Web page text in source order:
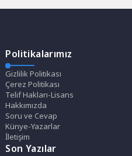
Politikalarımız
Gizlilik Politikası
Çerez Politikası
Telif Hakları-Lisans
Hakkımızda
Soru ve Cevap
Künye-Yazarlar
İletişim
Son Yazılar